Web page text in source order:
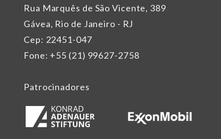
Rua Marquês de São Vicente, 389
Gávea, Rio de Janeiro - RJ
Cep: 22451-047
Fone: +55 (21) 99627-2758
Patrocinadores